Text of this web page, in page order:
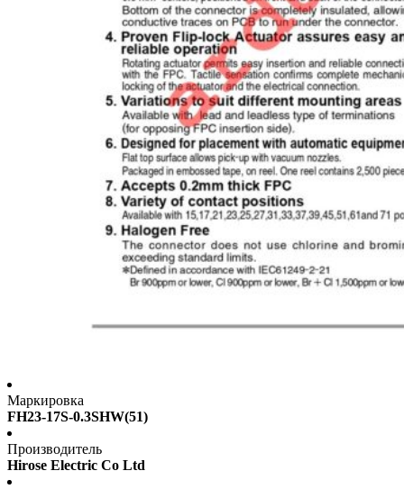
Маркировка
FH23-17S-0.3SHW(51)
Производитель
Hirose Electric Co Ltd